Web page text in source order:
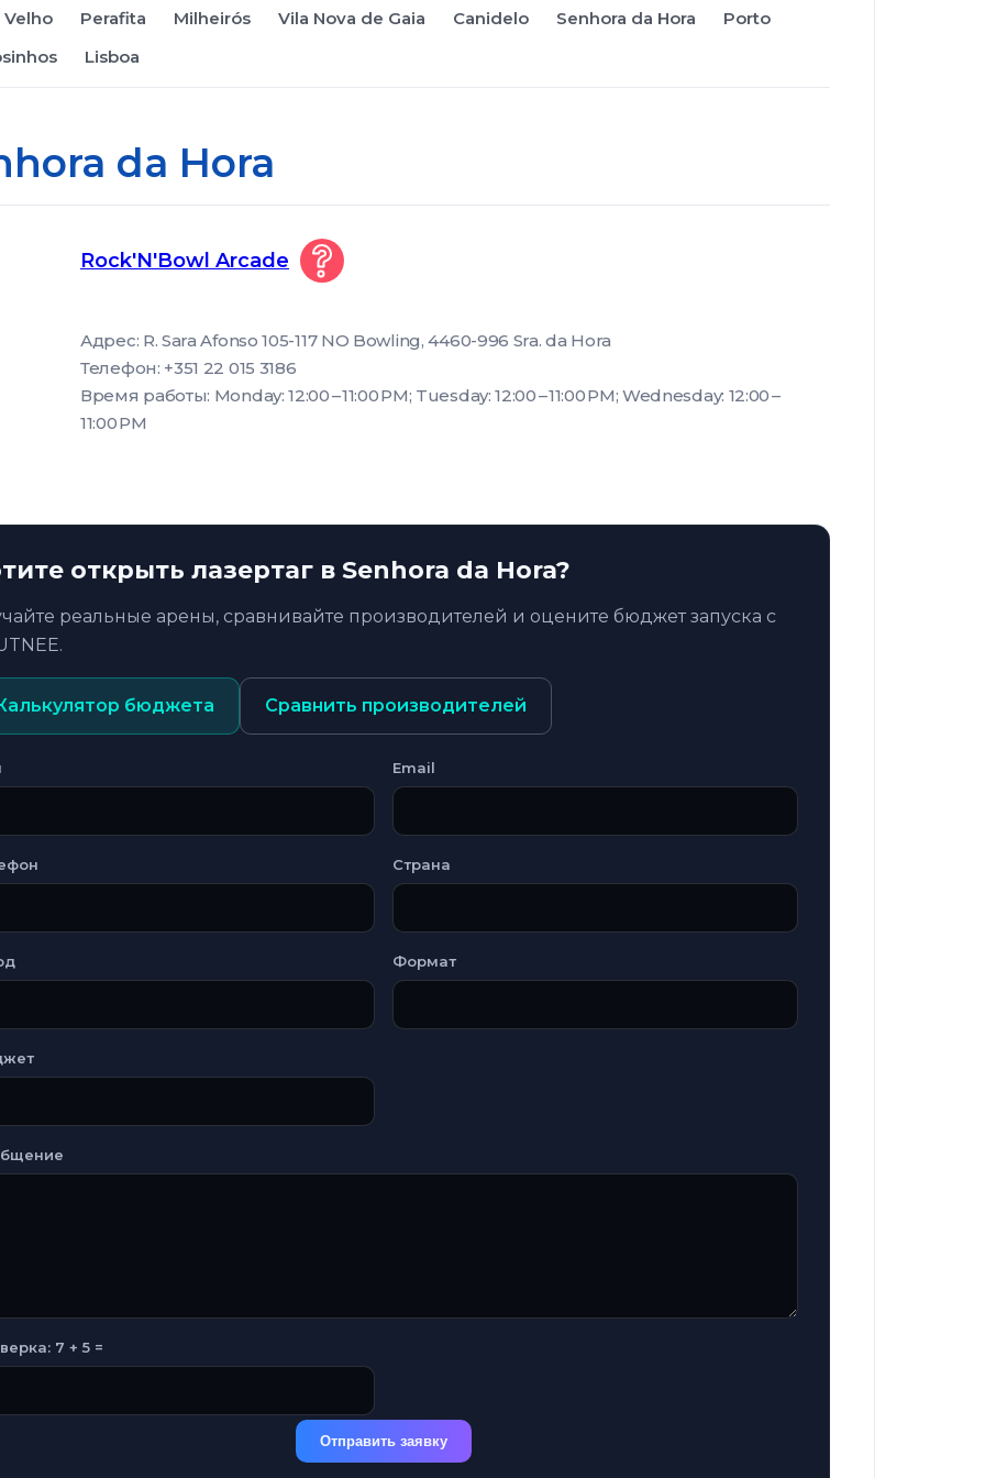
Velho Perafita Milheirós Vila Nova de Gaia Canidelo Senhora da Hora
Porto
Lisboa
da Hora
Rock'N'Bowl Arcade
Адрес: R. Sara Afonso 105-117 NO Bowling, 4460-996 Sra. da Hora
Телефон: +351 22 015 3186
Время работы: Monday: 12:00 – 11:00 PM; Tuesday: 12:00 – 11:00 PM; Wednesday: 12:00 –
11:00 PM
открыть лазертаг в Senhora da Hora?
реальные арены, сравнивайте производителей и оцените бюджет запуска с
бюджета Сравнить производителей
Email
Страна
Формат
7 + 5 =
Отправить заявку